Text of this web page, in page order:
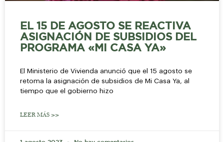
EL 15 DE AGOSTO SE REACTIVA
ASIGNACIÓN DE SUBSIDIOS DEL
PROGRAMA «MI CASA YA»
El Ministerio de Vivienda anunció que el 15 agosto se
retoma la asignación de subsidios de Mi Casa Ya, al
tiempo que el gobierno hizo
LEER MÁS >>